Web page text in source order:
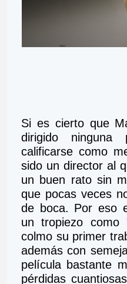
Si es cierto que
dirigido ninguna
calificarse como
sido un director al
un buen rato sin
que pocas veces
de boca. Por eso
un tropiezo como
colmo su primer
además con
película bastante
pérdidas